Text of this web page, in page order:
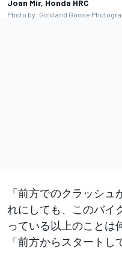
Joan Mir, Honda HRC
Photo by: Gold and Goose
「前方でのクラッシ
れにしても、このバイ
っている以上のことは
「前方からスタートし